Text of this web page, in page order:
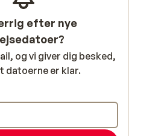
efter nye
og vi giver dig besked,
datoerne er klar.